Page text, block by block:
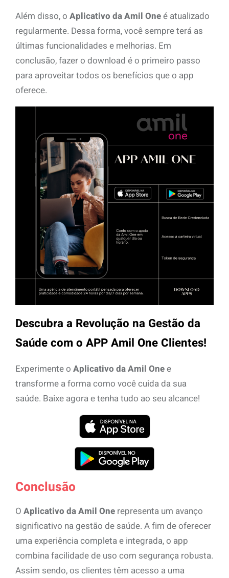
Além disso, o Aplicativo da Amil Oneé atualizado
regularmente. Dessa forma, você sempre terá as
últimas funcionalidades e melhorias. Em
conclusão, fazer o download é o primeiro passo
para aproveitar todos os benefícios que o app
oferece.
Descubra a Revolução na Gestão da
Saúde com o APP Amil One Clientes!
Experimente o Aplicativo da Amil Onee
transforme a forma como você cuida da sua
saúde. Baixe agora e tenha tudo ao seu alcance!
Conclusão
O Aplicativo da Amil One representa um avanço
significativo na gestão de saúde. A fim de oferecer
uma experiência completa e integrada, o app
combina facilidade de uso com segurança robusta.
Assim sendo, os clientes têm acesso a uma